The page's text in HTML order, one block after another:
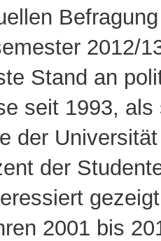
2012/
Stand an
seit 1993, als
der
der
2001 bis